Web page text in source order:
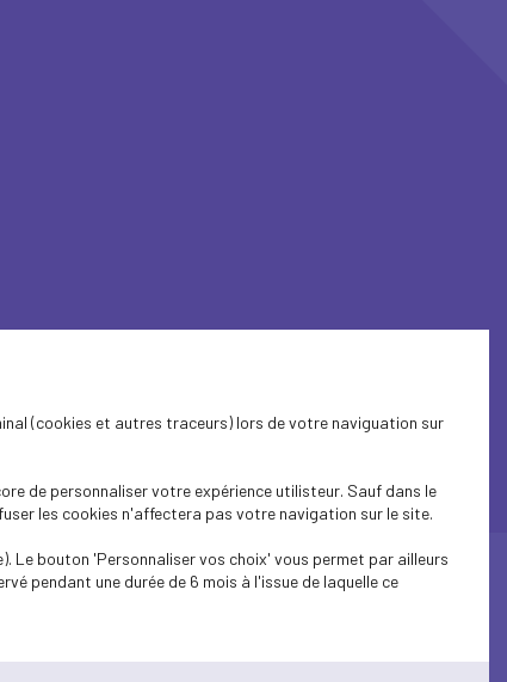
(cookies et autres traceurs) lors de votre naviguation sur
de personnaliser votre expérience utilisteur. Sauf dans le
les cookies n'affectera pas votre navigation sur le site.
Le bouton 'Personnaliser vos choix' vous permet par ailleurs
pendant une durée de 6 mois à l'issue de laquelle ce